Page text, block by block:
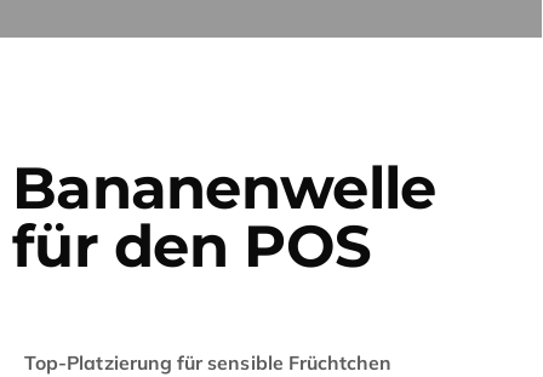
Bananenwelle
für den POS
Top-Platzierung für sensible Früchtchen